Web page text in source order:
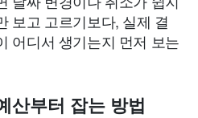
보고 고르기보다, 실제 결
어디서 생기는지 먼저 보는
산부터 잡는 방법